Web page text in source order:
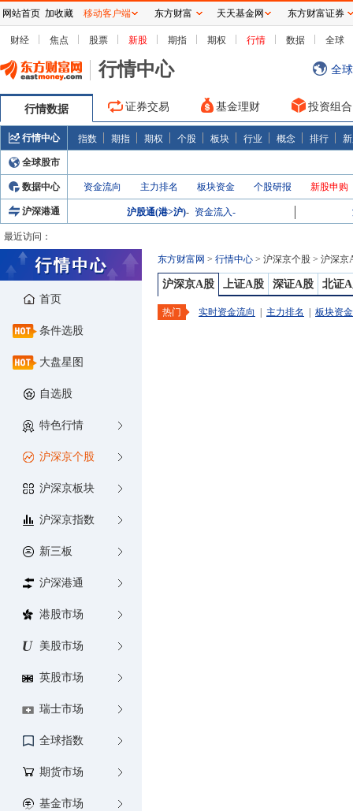
财经 焦点 股票 新股 期指 期权 行情 数据 全球
行情中心 全
行情数据 证券交易 基金理财 投资组合
行情中心 指数 期指 期权 个股 板块 行业 概念 排行
全球股市
数据中心 资金流向 主力排名 板块资金 个股研报 新股申购
沪深港通 沪股通(港>沪)- 资金流入-
最近访问：
首页
条件选股
大盘星图
自选股
特色行情
沪深京个股
沪深京板块
沪深京指数
新三板
沪深港通
港股市场
美股市场
英股市场
瑞士市场
全球指数
期货市场
基金市场
东方财富网 > 行情中心 > 沪深京个股 > 沪深京
沪深京A股 上证A股 深证A股 北证
热门 实时资金流向 主力排名 板块资金
网站首页 加收藏 移动客户端 东方财富 天天基金网 东方财富证券